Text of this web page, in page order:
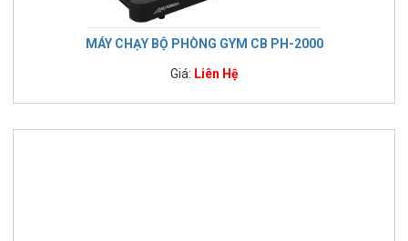
MÁY CHẠY BỘ PHÒNG GYM CB PH-2000
Giá: Liên Hệ